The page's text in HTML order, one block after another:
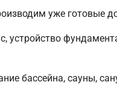
уже готовые
бассейна, сауны,